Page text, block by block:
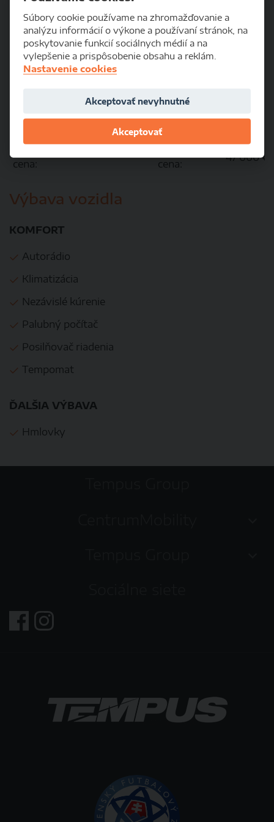
Motorizácia: 160/01+T Prevodovka:
Farba:
biela Palivo:
Diesel
Výkon:
210 kW Objem:
Spotreba
mesto)
Spotreba
cena:
cena:
47 000 €
Výbava vozidla
KOMFORT
Autorádio
Klimatizácia
Nezávislé kúrenie
Palubný počítač
Posilňovač riadenia
Tempomat
ĎALŠIA VÝBAVA
Hmlovky
Súbory cookie používame na zhromažďovanie a
analýzu informácií o výkone a používaní stránok, na
poskytovanie funkcií sociálnych médií a na
vylepšenie a prispôsobenie obsahu a reklám.
Nastavenie cookies
Akceptovať nevyhnutné
Akceptovať